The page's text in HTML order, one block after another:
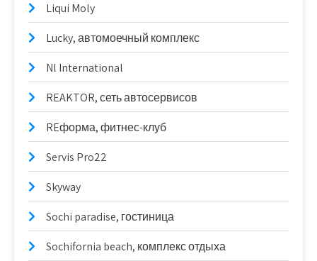
Liqui Moly
Lucky, автомоечный комплекс
Nl International
REAKTOR, сеть автосервисов
REформа, фитнес-клуб
Servis Pro22
Skyway
Sochi paradise, гостиница
Sochifornia beach, комплекс отдыха